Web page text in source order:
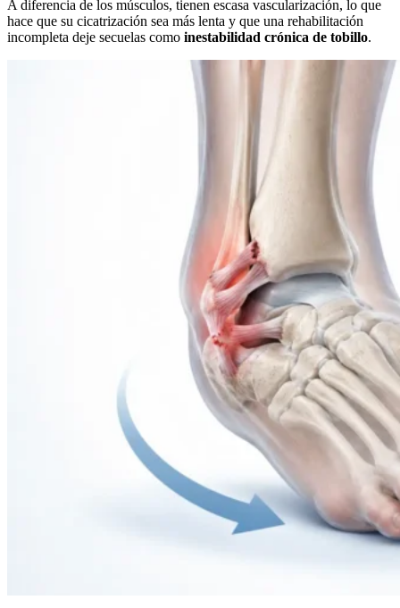
A diferencia de los músculos, tienen escasa vascularización, lo que
hace que su cicatrización sea más lenta y que una rehabilitación
incompleta deje secuelas como inestabilidad crónica de tobillo.